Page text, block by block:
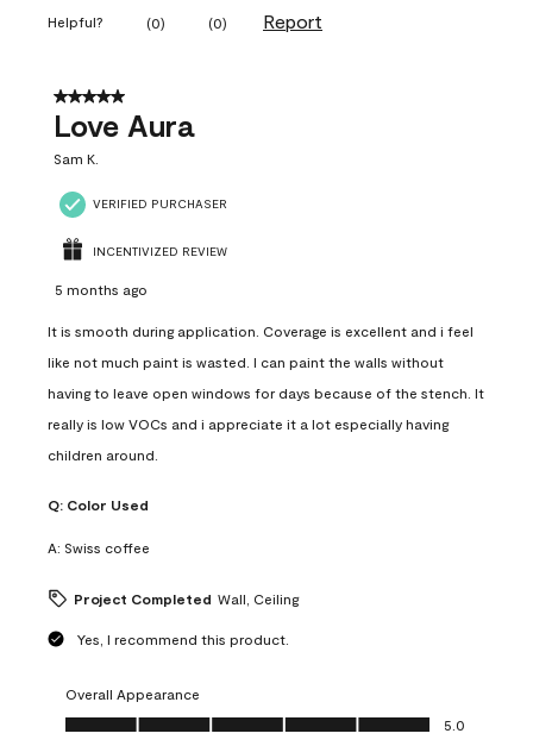
Helpful? (0) (0) Report
5 out of 5 stars.
Love Aura
Sam K.
VERIFIED PURCHASER
INCENTIVIZED REVIEW
5 months ago
It is smooth during application. Coverage is excellent and i feel
like not much paint is wasted. I can paint the walls without
having to leave open windows for days because of the stench. It
really is low VOCs and i appreciate it a lot especially having
children around.
Q: Color Used
A: Swiss coffee
Project Completed Wall, Ceiling
Yes, I recommend this product.
Overall Appearance
Overall Appearance, 5.0 out of 5
5.0